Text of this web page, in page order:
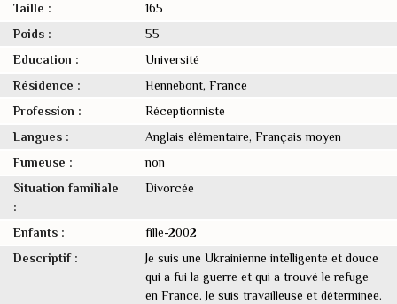
Taille :
165
Poids :
55
Education :
Université
Résidence :
Hennebont, France
Profession :
Réceptionniste
Langues :
Anglais élémentaire, Français moyen
Fumeuse :
non
Situation familiale
:
Divorcée
Enfants :
fille-2002
Descriptif :
Je suis une Ukrainienne intelligente et douce
qui a fui la guerre et qui a trouvé le refuge
en France. Je suis travailleuse et déterminée.